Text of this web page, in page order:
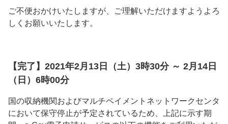
ご不便おかけいたしますが、ご理解いただけますようよろ
しくお願いいたします。
【完了】2021年2月13日（土）3時30分 ～ 2月14日
（日）6時00分
国の収納機関およびマルチペイメントネットワークセンタ
において保守停止が予定されているため、上記に示す期